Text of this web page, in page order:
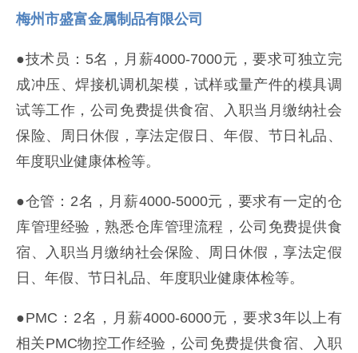
梅州市盛富金属制品有限公司
●技术员：5名，月薪4000-7000元，要求可独立完
成冲压、焊接机调机架模，试样或量产件的模具调
试等工作，公司免费提供食宿、入职当月缴纳社会
保险、周日休假，享法定假日、年假、节日礼品、
年度职业健康体检等。
●仓管：2名，月薪4000-5000元，要求有一定的仓
库管理经验，熟悉仓库管理流程，公司免费提供食
宿、入职当月缴纳社会保险、周日休假，享法定假
日、年假、节日礼品、年度职业健康体检等。
●PMC：2名，月薪4000-6000元，要求3年以上有
相关PMC物控工作经验，公司免费提供食宿、入职